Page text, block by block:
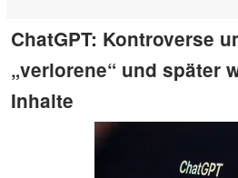
ChatGPT: Kontroverse
„verlorene“ und später
Inhalte